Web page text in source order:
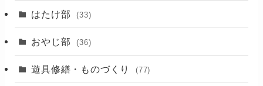
(3)
はたけ部 (33)
おやじ部 (36)
遊具修繕・ものづくり (77)